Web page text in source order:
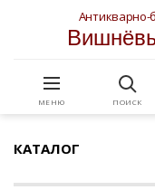
Антикварно-
МЕНЮ ПОИСК
КАТАЛОГ